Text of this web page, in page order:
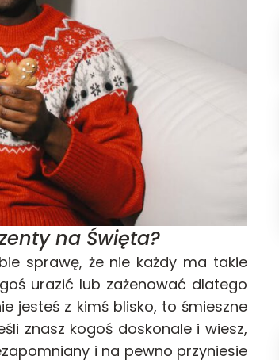
na Święta?
sprawę, że nie każdy ma takie
urazić lub zażenować dlatego
jesteś z kimś blisko, to śmieszne
znasz kogoś doskonale i wiesz,
i na pewno przyniesie